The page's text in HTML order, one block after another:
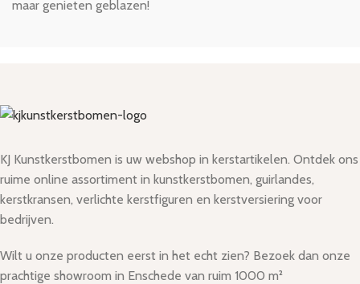
maar genieten geblazen!
KJ Kunstkerstbomen is uw webshop in kerstartikelen. Ontdek ons
ruime online assortiment in kunstkerstbomen, guirlandes,
kerstkransen, verlichte kerstfiguren en kerstversiering voor
bedrijven.
Wilt u onze producten eerst in het echt zien? Bezoek dan onze
prachtige showroom in Enschede van ruim 1000 m²